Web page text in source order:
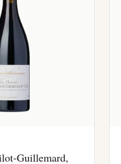
Guillemard,